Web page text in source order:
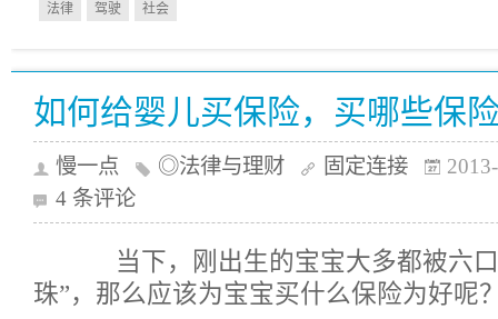
法律 驾驶 社会
如何给婴儿买保险，买哪些保
慢一点 ◎法律与理财 固定连接
4 条评论
当下，刚出生的宝宝大多都被六口
珠”，那么应该为宝宝买什么保险为好呢